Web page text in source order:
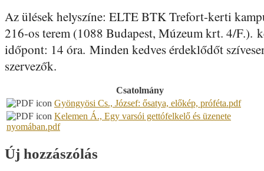
Az ülések helyszíne: ELTE BTK Trefort-kerti
216-os terem (1088 Budapest, Múzeum krt. 4/F.).
időpont: 14 óra. Minden kedves érdeklődőt
szervezők.
Csatolmány
Gyöngyösi Cs., József: ősatya, előkép, próféta.pdf
Kelemen Á., Egy varsói gettófelkelő és üzenete
nyomában.pdf
Új hozzászólás